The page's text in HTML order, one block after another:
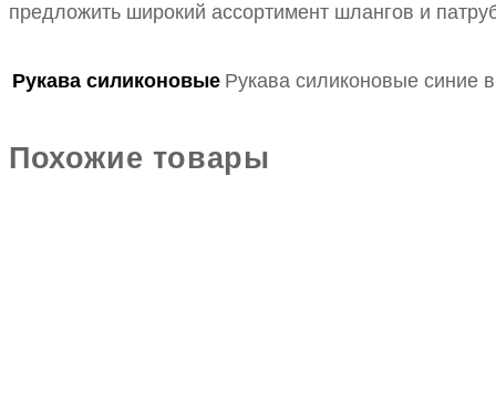
предложить широкий ассортимент шлангов и
Рукава силиконовые Рукава силиконовые синие
Похожие товары